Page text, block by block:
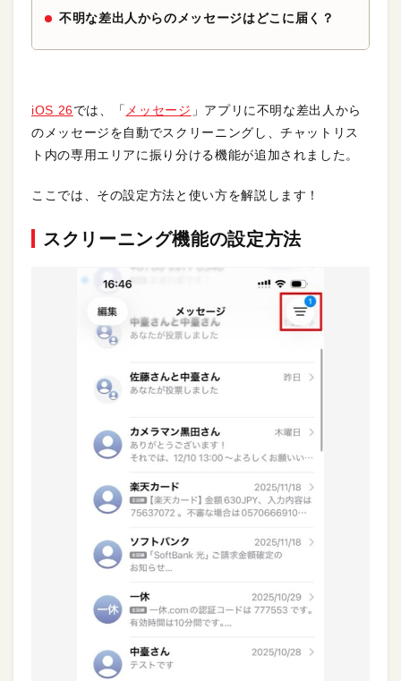
不明な差出人からのメッセージはどこに届く？
iOS 26では、「 メッセージ 」アプリに不明な差出人から
のメッセージを自動でスクリーニングし、チャットリス
ト内の専用エリアに振り分ける機能が追加されました。
ここでは、その設定方法と使い方を解説します！
スクリーニング機能の設定方法